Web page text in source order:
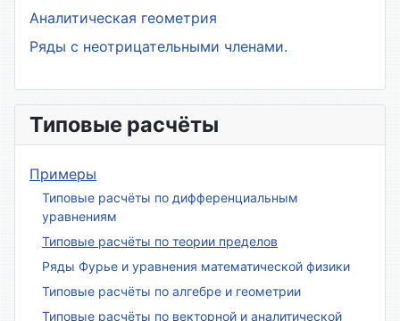
Аналитическая геометрия
Ряды с неотрицательными членами.
Типовые расчёты
Примеры
Типовые расчёты по дифференциальным
уравнениям
Типовые расчёты по теории пределов
Ряды Фурье и уравнения математической физики
Типовые расчёты по алгебре и геометрии
Типовые расчёты по векторной и аналитической